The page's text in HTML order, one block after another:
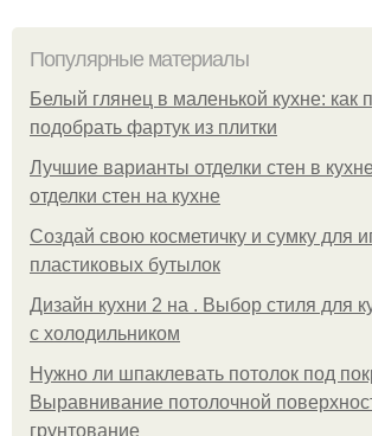
Популярные материалы
Белый глянец в маленькой кухне: как
подобрать фартук из плитки
Лучшие варианты отделки стен в
отделки стен на кухне
Создай свою косметичку и сумку для
пластиковых бутылок
Дизайн кухни 2 на . Выбор стиля для
с холодильником
Нужно ли шпаклевать потолок под
Выравнивание потолочной
грунтование